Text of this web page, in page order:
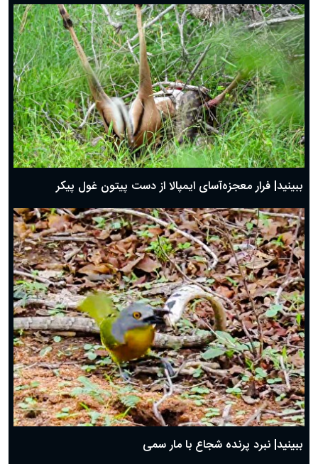
ببینید| فرار معجزه‌آسای ایمپالا از دست پیتون غول پیکر
ببینید| نبرد پرنده شجاع با مار سمی